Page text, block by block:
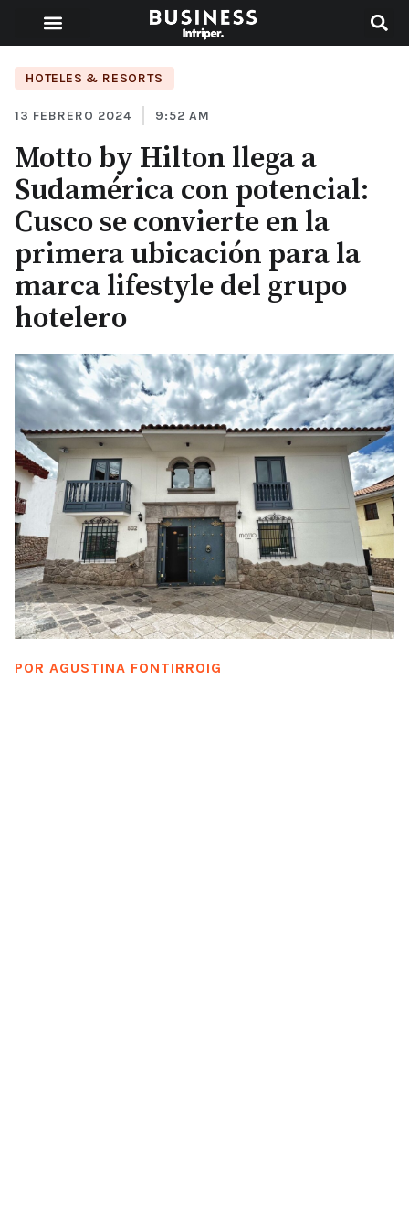
HOTELES & RESORTS
13 FEBRERO 2024 9:52 AM
Motto by Hilton llega a
Sudamérica con potencial:
Cusco se convierte en la
primera ubicación para la
marca lifestyle del grupo
hotelero
POR AGUSTINA FONTIRROIG